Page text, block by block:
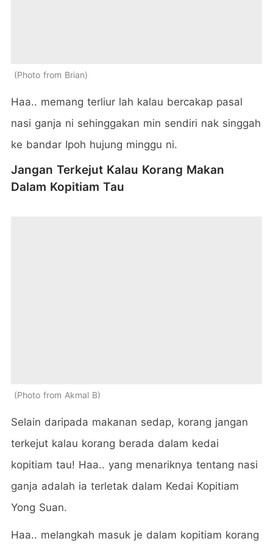
Photo from Brian
Haa.. memang terliur lah kalau bercakap pasal
nasi ganja ni sehinggakan min sendiri nak singgah
ke bandar Ipoh hujung minggu ni.
Jangan Terkejut Kalau Korang Makan
Dalam Kopitiam Tau
Photo from Akmal B
Selain daripada makanan sedap, korang jangan
terkejut kalau korang berada dalam kedai
kopitiam tau! Haa.. yang menariknya tentang nasi
ganja adalah ia terletak dalam Kedai Kopitiam
Yong Suan.
Haa.. melangkah masuk je dalam kopitiam korang